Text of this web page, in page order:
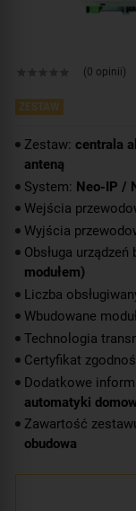
(0 opinii)
ZESTAW
Zestaw: centrala
anteną
System: Neo-IP /
Wejścia
Wyjścia
Obsługa
modułem)
Liczba
Wbudowane
Technologia
Certyfikat
Dodatkowe
automatyki
Zawartość
obudowa